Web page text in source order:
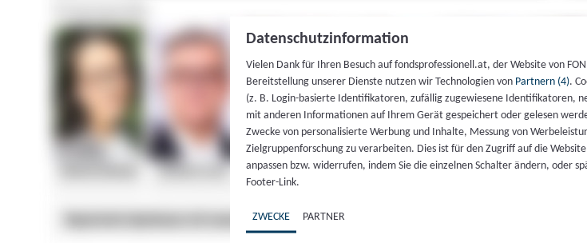
Datenschutzinformation
Vielen Dank für Ihren Besuch auf fondsprofessionell.at, der Website von
Bereitstellung unserer Dienste nutzen wir Technologien von Partnern (4).
(z. B. Login-basierte Identifikatoren, zufällig zugewiesene Identifikatoren,
mit anderen Informationen auf Ihrem Gerät gespeichert oder gelesen
Zwecke von personalisierte Werbung und Inhalte, Messung von
Zielgruppenforschung zu verarbeiten. Dies ist für den Zugriff auf die
anpassen bzw. widerrufen, indem Sie die einzelnen Schalter ändern, oder
Footer-Link.
ZWECKE PARTNER